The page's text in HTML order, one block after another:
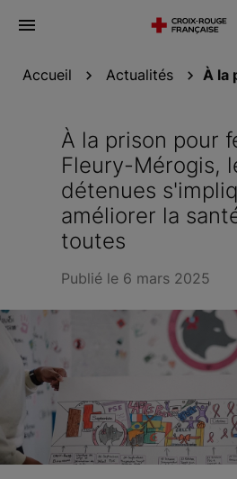
Ouvrir
Accueil Actualités À la
À la prison pour
Fleury-Mérogis,
détenues
améliorer la
toutes
Publié le 6 mars 2025